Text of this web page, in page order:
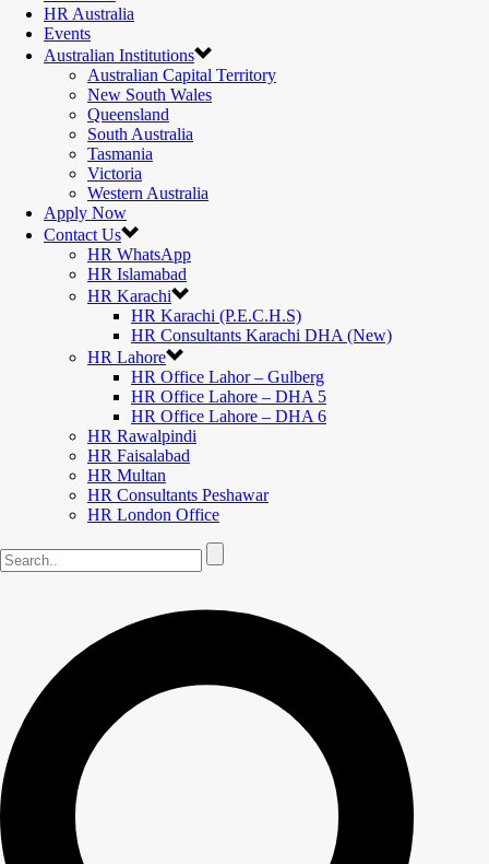
HR Australia
Events
Australian Institutions
Australian Capital Territory
New South Wales
Queensland
South Australia
Tasmania
Victoria
Western Australia
Apply Now
Contact Us
HR WhatsApp
HR Islamabad
HR Karachi
HR Karachi (P.E.C.H.S)
HR Consultants Karachi DHA (New)
HR Lahore
HR Office Lahor – Gulberg
HR Office Lahore – DHA 5
HR Office Lahore – DHA 6
HR Rawalpindi
HR Faisalabad
HR Multan
HR Consultants Peshawar
HR London Office